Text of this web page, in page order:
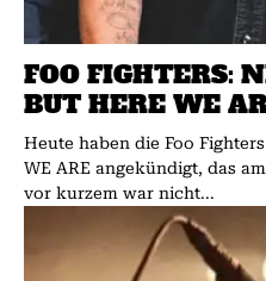
FOO FIGHTERS:
BUT HERE WE
Heute haben die Foo
WE ARE angekündigt, das
vor kurzem war nicht...